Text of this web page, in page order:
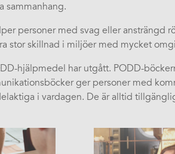
sammanhang.
personer med svag eller ansträngd
stor skillnad i miljöer med mycket
hjälpmedel har utgått. PODD-
ger personer med
i vardagen. De är alltid